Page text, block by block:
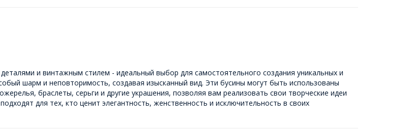
и винтажным стилем - идеальный выбор для самостоятельного создания уникальных и
шарм и неповторимость, создавая изысканный вид. Эти бусины могут быть использованы
браслеты, серьги и другие украшения, позволяя вам реализовать свои творческие идеи
для тех, кто ценит элегантность, женственность и исключительность в своих